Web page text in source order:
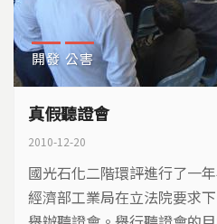
開發 公害
真假聽證會
2010-12-20
國光石化二階環評進行了一
經濟部工業局在立法院要求